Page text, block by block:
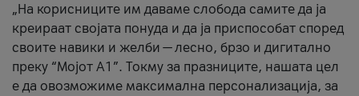
„На корисниците им даваме слобода самите да ја
креираат својата понуда и да ја приспособат според
своите навики и желби — лесно, брзо и дигитално
преку “Мојот А1”. Токму за празниците, нашата цел
е да овозможиме максимална персонализација, за